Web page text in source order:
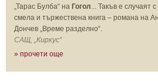
„Тарас Булба“ на Гогол... Такъв е случаят с
смела и тържествена книга – романа на
Дончев „Време разделно“.
САЩ, „Киркус“
» прочети още